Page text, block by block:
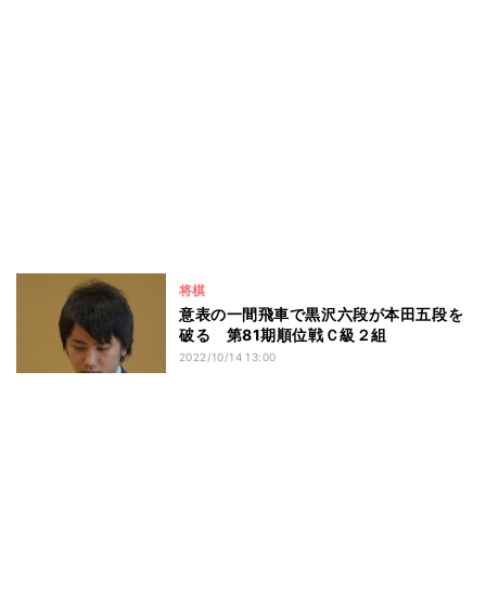
将棋
意表の一間飛車で黒沢六段が本田五段を
破る 第81期順位戦Ｃ級２組
2022/10/14 13:00